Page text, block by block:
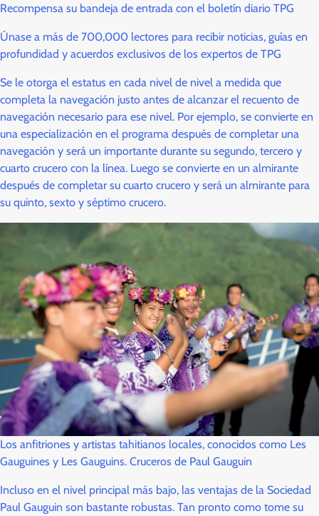
Recompensa su bandeja de entrada con el boletín diario TPG
Únase a más de 700,000 lectores para recibir noticias, guías en
profundidad y acuerdos exclusivos de los expertos de TPG
Se le otorga el estatus en cada nivel de nivel a medida que
completa la navegación justo antes de alcanzar el recuento de
navegación necesario para ese nivel. Por ejemplo, se convierte en
una especialización en el programa después de completar una
navegación y será un importante durante su segundo, tercero y
cuarto crucero con la línea. Luego se convierte en un almirante
después de completar su cuarto crucero y será un almirante para
su quinto, sexto y séptimo crucero.
Los anfitriones y artistas tahitianos locales, conocidos como Les
Gauguines y Les Gauguins. Cruceros de Paul Gauguin
Incluso en el nivel principal más bajo, las ventajas de la Sociedad
Paul Gauguin son bastante robustas. Tan pronto como tome su